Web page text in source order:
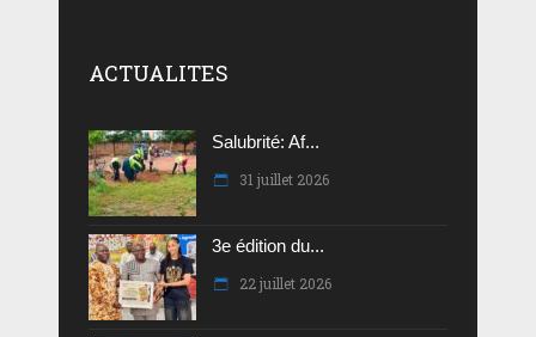
ACTUALITES
Salubrité: Af...
31 juillet 2026
3e édition du...
22 juillet 2026